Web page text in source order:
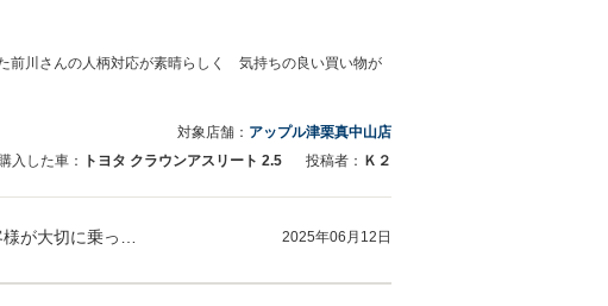
川さんの人柄対応が素晴らしく 気持ちの良い買い物が
対象店舗： アップル津栗真中山店
入した車： トヨタ クラウンアスリート 2.5 投稿者： Ｋ２
2025年06月12日